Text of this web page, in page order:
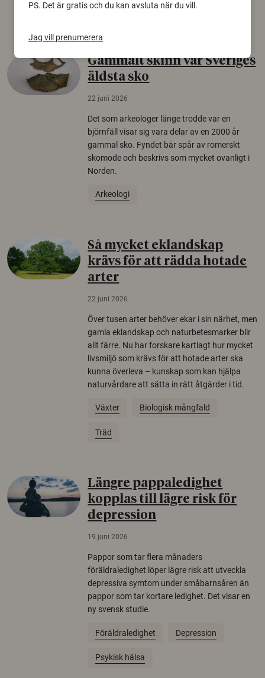
Säkerhetspolitik
Gammalt skinn var Sveriges
äldsta sko
22 juni 2026
Det som arkeologer länge trodde var en
björnfäll visar sig vara delar av en 2000 år
gammal sko. Fyndet bär spår av romerskt
skomode och beskrivs som mycket ovanligt i
Norden.
Arkeologi
Så mycket eklandskap
krävs för att rädda hotade
arter
22 juni 2026
Över tusen arter behöver ekar i sin närhet, men
gamla eklandskap och naturbetesmarker blir
allt färre. Nu har forskare kartlagt hur mycket
livsmiljö som krävs för att hotade arter ska
kunna överleva – kunskap som kan hjälpa
naturvårdare att sätta in rätt åtgärder i tid.
Växter Biologisk mångfald
Träd
Längre pappaledighet
kopplas till lägre risk för
depression
19 juni 2026
Pappor som tar flera månaders
föräldraledighet löper lägre risk att utveckla
depressiva symtom under småbarnsåren än
pappor som tar kortare ledighet. Det visar en
ny svensk studie.
Föräldraledighet Depression
Psykisk hälsa
PS. Det är gratis och du kan avsluta när du vill.
Jag vill prenumerera